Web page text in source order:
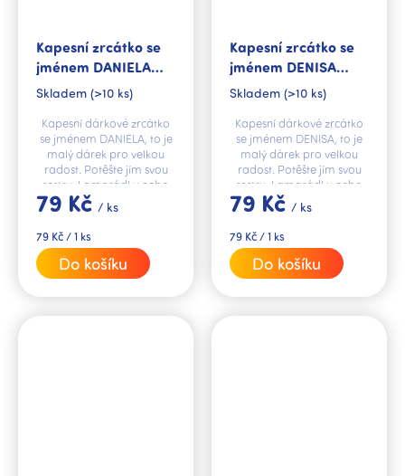
Kapesní zrcátko se
jménem DANIELA
V.I.P.
Skladem (>10 ks)
79 Kč / ks
Měrná
cena:
79 Kč / 1 ks
Do košíku
Kapesní dárkové zrcátko
se jménem DANIELA, to je
malý dárek pro velkou
radost. Potěšte jím svou
sestru, kamarádku nebo
kolegyni.
Kapesní zrcátko se
jménem DENISA
V.I.P.
Skladem (>10 ks)
79 Kč / ks
Měrná
cena:
79 Kč / 1 ks
Do košíku
Kapesní dárkové zrcátko
se jménem DENISA, to je
malý dárek pro velkou
radost. Potěšte jím svou
sestru, kamarádku nebo
kolegyni.